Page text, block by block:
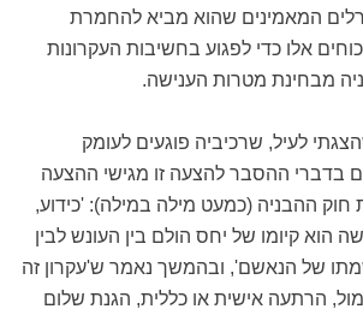
המאמינים שהוא מביא להחמרת
אלו כדי לפגוע בחשיבות העקרונות
מבחינת מטרות הענישה.
לעיל, שרכיביה פוגעים לעומק
בדברי ההסבר להצעה זו מגישי ההצעה
ההבניה (כמעט מילה במילה): 'כידוע,
הוא קיומו של יחס הולם בין העונש לבין
של הנאשם', ובהמשך נאמר ש'עקרון זה
הרתעה אישית או כללית, הגנת שלום